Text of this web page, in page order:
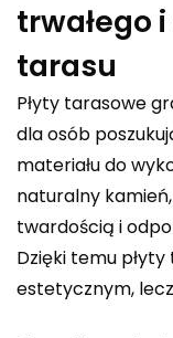
trwałego
tarasu
Płyty tarasowe
dla osób
materiału do
naturalny
twardością i
Dzięki temu
estetycznym,